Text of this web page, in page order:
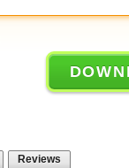
Reviews